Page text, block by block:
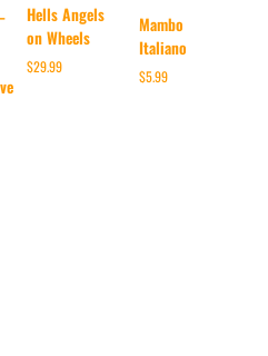
Hells Angels
on Wheels
$29.99
Mambo
Italiano
$5.99